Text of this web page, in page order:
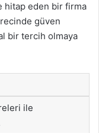
hitap eden bir firma
güven
bir tercih olmaya
ile